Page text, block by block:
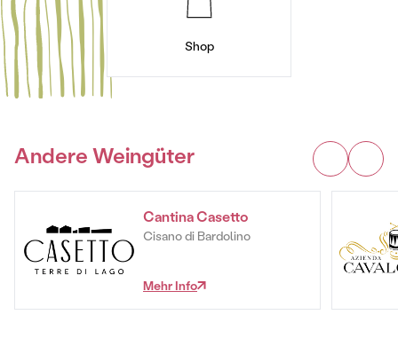
Shop
Andere Weingüter
Cantina Casetto
Cisano di Bardolino
Mehr Info